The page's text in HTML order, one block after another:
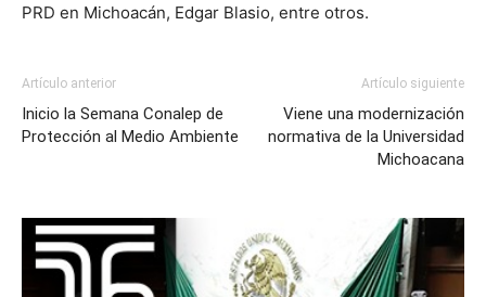
PRD en Michoacán, Edgar Blasio, entre otros.
Artículo anterior
Inicio la Semana Conalep de
Protección al Medio Ambiente
Artículo siguiente
Viene una modernización
normativa de la Universidad
Michoacana